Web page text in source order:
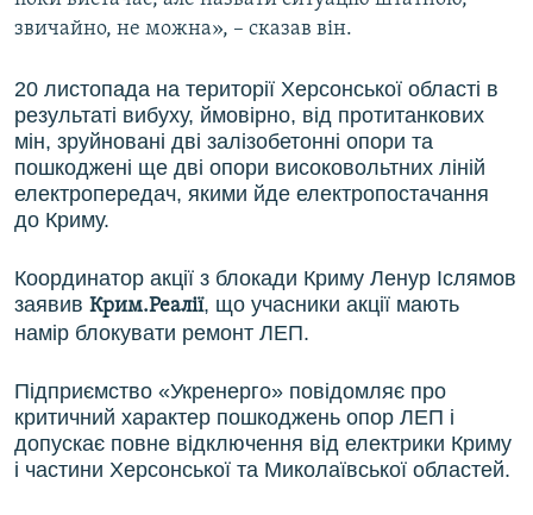
звичайно, не можна», – сказав він.
20 листопада на території Херсонської області в
результаті вибуху, ймовірно, від протитанкових
мін, зруйновані дві залізобетонні опори та
пошкоджені ще дві опори високовольтних ліній
електропередач, якими йде електропостачання
до Криму.
Координатор акції з блокади Криму Ленур Іслямов
заявив Крим.Реалії, що учасники акції мають
намір блокувати ремонт ЛЕП.
Підприємство «Укренерго» повідомляє про
критичний характер пошкоджень опор ЛЕП і
допускає повне відключення від електрики Криму
і частини Херсонської та Миколаївської областей.